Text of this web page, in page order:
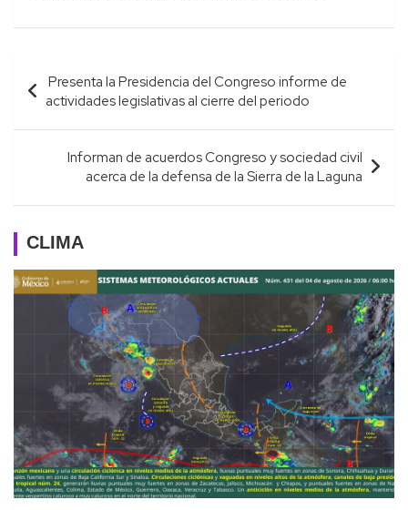
Navegación
de
entradas
Presenta la Presidencia del Congreso informe de
actividades legislativas al cierre del periodo
Informan de acuerdos Congreso y sociedad civil
acerca de la defensa de la Sierra de la Laguna
CLIMA